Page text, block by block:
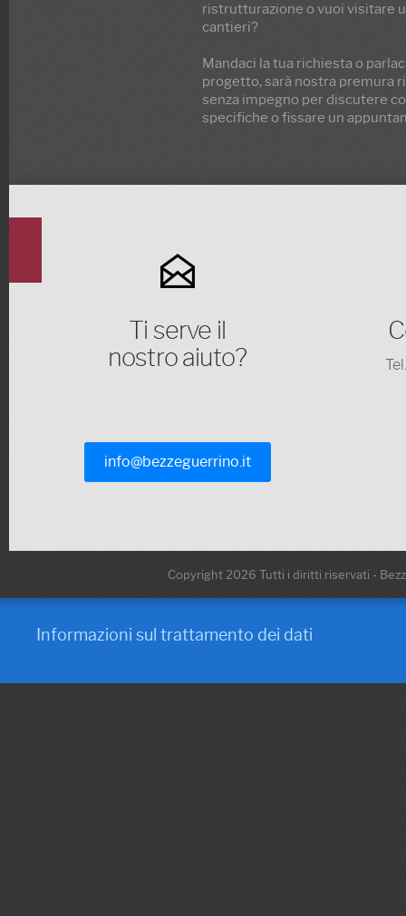
ristrutturazione o vuoi visitare
cantieri?
Mandaci la tua richiesta o
progetto, sarà nostra premura
senza impegno per discutere
specifiche o fissare un
Ti serve il
nostro aiuto?
info@bezzeguerrino.it
Copyright 2026 Tutti i diritti riservati -
Informazioni sul trattamento dei dati